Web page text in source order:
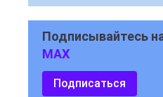
Подписывайтесь
MAX
Подписаться